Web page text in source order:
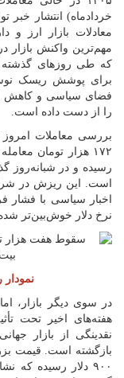
خردادماه) انتشار خبر
معادلات بازار ارز و
مهم‌ترین واکنش بازار
که طی روز‌های گذشته
برای پوشش ریسک
فضای سیاسی و کاهش
را از دست داده است.
بررسی معاملات
است. این ریزش در
اخبار سیاسی با فشار
نرخ دلار خوش‌بین‌تر
در سوی دیگر بازار،
هفته‌های اخیر تحت
نقدینگی از بازار